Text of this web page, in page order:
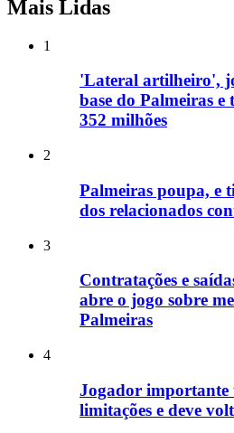
Mais Lidas
1
'Lateral artilheiro',
base do Palmeiras e
352 milhões
2
Palmeiras poupa, e
dos relacionados
3
Contratações e
abre o jogo sobre
Palmeiras
4
Jogador importante
limitações e deve